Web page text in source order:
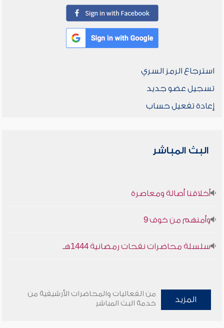
استرجاع الرمز السري
تسجيل عضو جديد
إعادة تفعيل حساب
البث المباشر
أخلاقنا أصالة ومعاصرة
وأمنهم من خوف 9
سلسلة محاضرات نفحات رمضانية 1444هـ
المزيد
من الفعاليات والمحاضرات الأرشيفية من
خدمة البث المباشر